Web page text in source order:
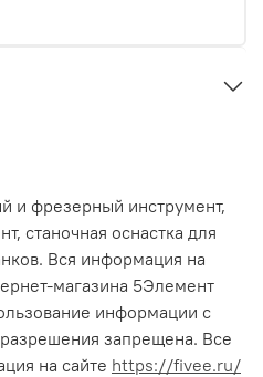
и фрезерный инструмент,
станочная оснастка для
Вся информация на
магазина 5Элемент
информации с
запрещена. Все
на сайте https://fivee.ru/